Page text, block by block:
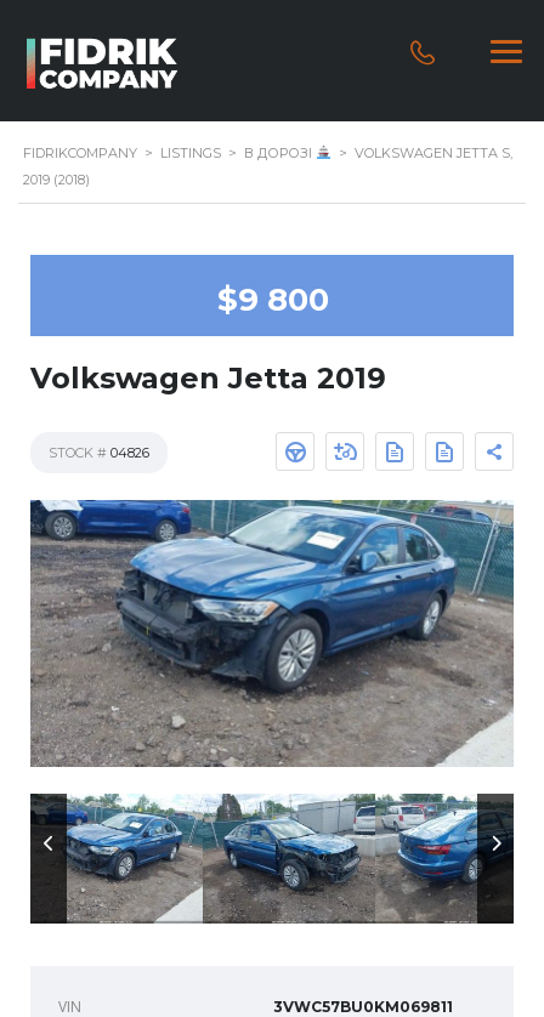
FIDRIKCOMPANY > LISTINGS > В ДОРОЗІ > VOLKSWAGEN JETTA S,
2019 (2018)
$9 800
Volkswagen Jetta 2019
STOCK # 04826
VIN 3VWC57BU0KM069811